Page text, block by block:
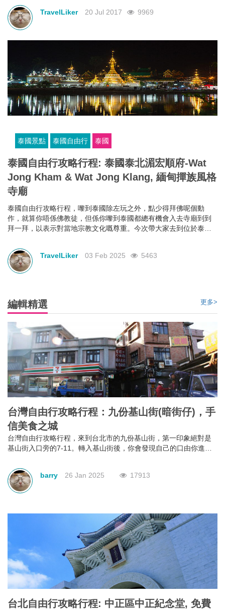
TravelLiker 20 Jul 2017 9969
泰國景點 泰國自由行 泰國
泰國自由行攻略行程: 泰國泰北湄宏順府-Wat
Jong Kham & Wat Jong Klang, 緬甸撣族風格
寺廟
泰國自由行攻略行程，嚟到泰國除左玩之外，點少得拜佛呢個動
作，就算你唔係佛教徒，但係你嚟到泰國都總有機會入去寺廟到到
拜一拜，以表示對當地宗教文化嘅尊重。今次帶大家去到位於泰國
估到呢個景點係指兩個人或物。無錯！Wat Jong Kham & Wat Jong
Klang其實喺指兩座唔同嘅寺廟，但喺呢兩座寺廟竟然喺相連。寺廟
是 Tai Yai 的風格，亦都係緬甸撣族嘅風格。
TravelLiker 03 Feb 2025 5463
編輯精選 更多>
台灣自由行攻略行程：九份基山街(暗街仔)，手
信美食之城
台灣自由行攻略行程，來到台北市的九份基山街，第一印象絕對是
基山街入口旁的7-11。轉入基山街後，你會發現自己的口由你進入
上林立滿目的美食。有深坑烤臭豆腐、九份傳統魚丸、綜合魚丸
湯、紅糟素肉圓、花生卷、油蔥粿、芋仔粿等等。基山街絕對是追
求keep fit體態的人，特別是女士門的一大挑戰。
barry 26 Jan 2025 17913
台北自由行攻略行程: 中正區中正紀念堂, 免費